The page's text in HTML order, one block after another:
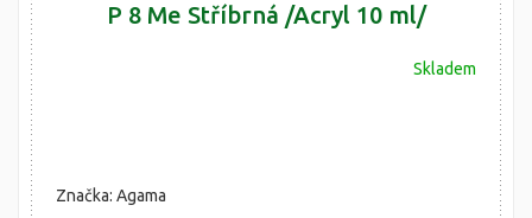
P 8 Me Stříbrná /Acryl 10 ml/
Skladem
Značka: Agama